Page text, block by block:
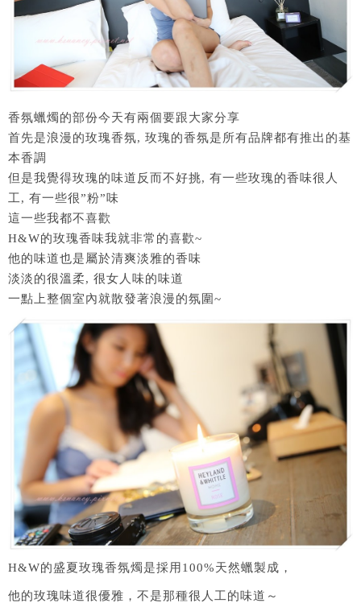
香氛蠟燭的部份今天有兩個要跟大家分享
首先是浪漫的玫瑰香氛, 玫瑰的香氛是所有品牌都有推出的基
本香調
但是我覺得玫瑰的味道反而不好挑, 有一些玫瑰的香味很人
工, 有一些很”粉”味
這一些我都不喜歡
H&W的玫瑰香味我就非常的喜歡~
他的味道也是屬於清爽淡雅的香味
淡淡的很溫柔, 很女人味的味道
一點上整個室內就散發著浪漫的氛圍~
H&W的盛夏玫瑰香氛燭是採用100%天然蠟製成，
他的玫瑰味道很優雅，不是那種很人工的味道～